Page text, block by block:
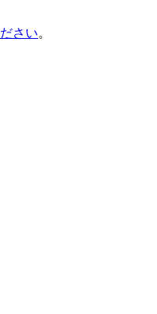
さい。